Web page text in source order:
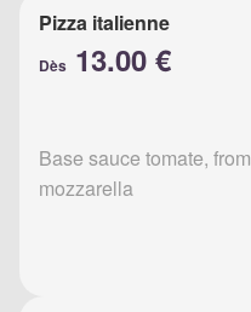
Pizza italienne
Dès 13.00 €
Base sauce tomate,
mozzarella